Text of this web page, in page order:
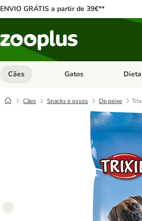
ENVIO GRÁTIS a partir de 39€**
Cães Abrir menu de categoria:
Gatos Abrir
Cães Snacks e ossos De peixe